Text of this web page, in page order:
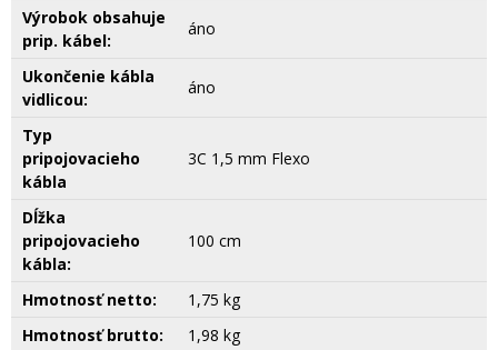
Výrobok obsahuje
prip. kábel:
áno
Ukončenie kábla
vidlicou:
áno
Typ
pripojovacieho
kábla
3C 1,5 mm Flexo
Dĺžka
pripojovacieho
kábla:
100 cm
Hmotnosť netto:
1,75 kg
Hmotnosť brutto:
1,98 kg